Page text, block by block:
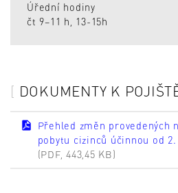
Úřední hodiny
čt 9–11 h, 13-15h
DOKUMENTY K
Přehled změn provedených
pobytu cizinců účinnou od 2.
(PDF, 443,45 KB)